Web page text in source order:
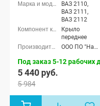
ВАЗ 2110,
ВАЗ 2111,
ВАЗ 2112
Крыло
переднее
ООО ПО "Начало"
Под заказ 5-12 рабочих
5 440 руб.
5 984